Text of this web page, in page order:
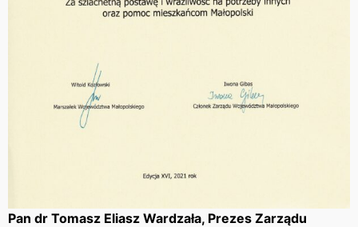
Pan dr Tomasz Eliasz Wardzała, Prezes Zarządu